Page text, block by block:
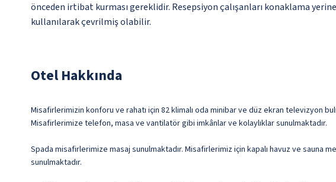
önceden irtibat kurması gereklidir. Resepsiyon çalışanları konaklama
kullanılarak çevrilmiş olabilir.
Otel Hakkında
Misafirlerimizin konforu ve rahatı için 82 klimalı oda minibar ve düz ekran televizyon
Misafirlerimize telefon, masa ve vantilatör gibi imkânlar ve kolaylıklar sunulmaktadır.
Spada misafirlerimize masaj sunulmaktadır. Misafirlerimiz için kapalı havuz ve
sunulmaktadır.